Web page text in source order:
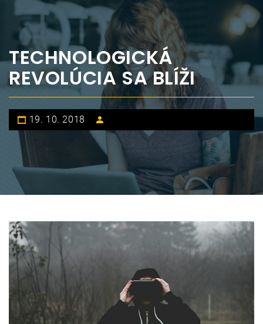
TECHNOLOGICKÁ
REVOLÚCIA SA BLÍŽI
19. 10. 2018